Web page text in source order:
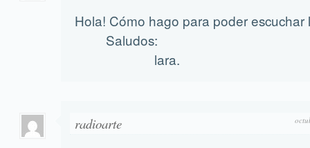
Hola! Cómo hago para poder escuchar
Saludos:
lara.
radioarte